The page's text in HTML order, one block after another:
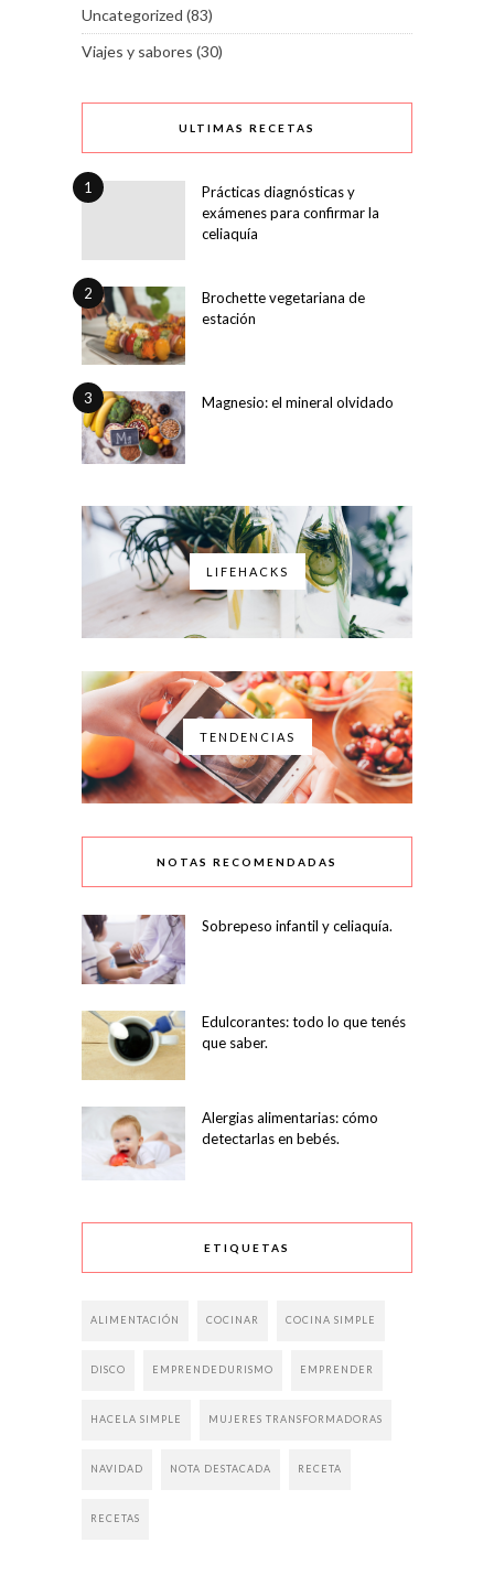
Uncategorized (83)
Viajes y sabores (30)
ULTIMAS RECETAS
1
Prácticas diagnósticas y
exámenes para confirmar la
celiaquía
2
Brochette vegetariana de
estación
3 Magnesio: el mineral olvidado
LIFEHACKS
TENDENCIAS
NOTAS RECOMENDADAS
Sobrepeso infantil y celiaquía.
Edulcorantes: todo lo que tenés
que saber.
Alergias alimentarias: cómo
detectarlas en bebés.
ETIQUETAS
ALIMENTACIÓN COCINAR COCINA SIMPLE
DISCO EMPRENDEDURISMO EMPRENDER
HACELA SIMPLE MUJERES TRANSFORMADORAS
NAVIDAD NOTA DESTACADA RECETA
RECETAS